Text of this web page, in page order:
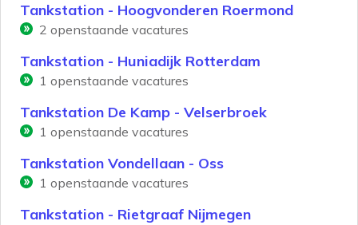
Tankstation - Hoogvonderen Roermond
2 openstaande vacatures
Tankstation - Huniadijk Rotterdam
1 openstaande vacatures
Tankstation De Kamp - Velserbroek
1 openstaande vacatures
Tankstation Vondellaan - Oss
1 openstaande vacatures
Tankstation - Rietgraaf Nijmegen